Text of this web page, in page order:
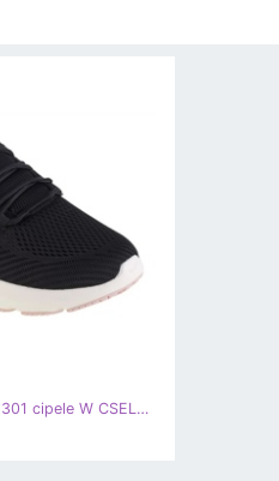
Joma C.Selene Lady 2301 cipele W CSELLS2301 crna